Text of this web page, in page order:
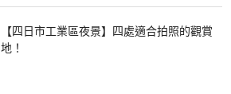
【四日市工業區夜景】四處適合拍照的觀賞
地！